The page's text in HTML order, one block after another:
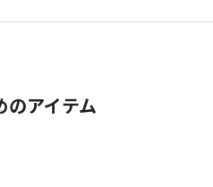
のアイテム